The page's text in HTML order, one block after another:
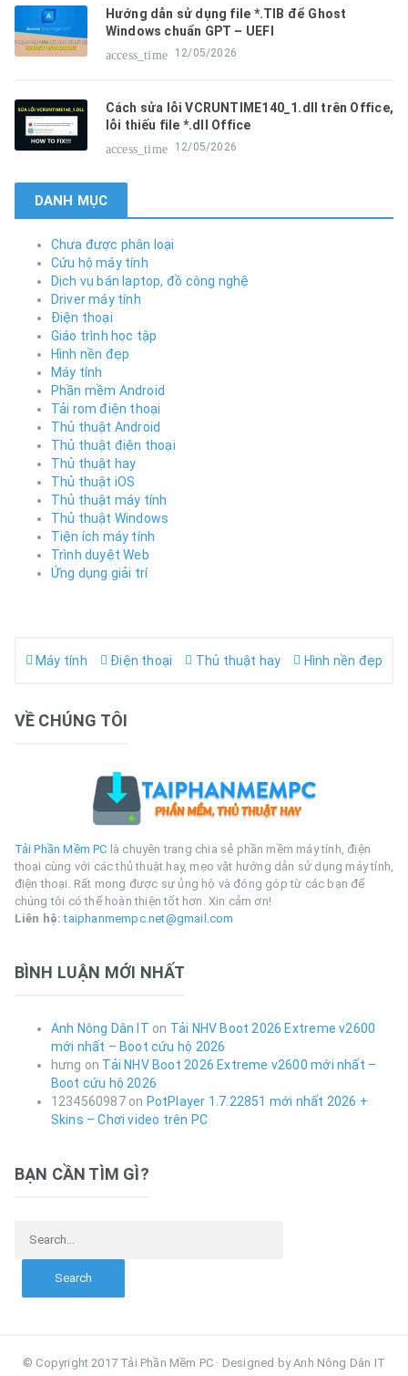
Hướng dẫn sử dụng file *.TIB để Ghost
Windows chuẩn GPT – UEFI
access_time
12/05/2026
Cách sửa lỗi VCRUNTIME140_1.dll trên Office,
lỗi thiếu file *.dll Office
access_time
12/05/2026
DANH MỤC
Chưa được phân loại
Cứu hộ máy tính
Dịch vụ bán laptop, đồ công nghệ
Driver máy tính
Điện thoại
Giáo trình học tập
Hình nền đẹp
Máy tính
Phần mềm Android
Tải rom điện thoại
Thủ thuật Android
Thủ thuật điện thoại
Thủ thuật hay
Thủ thuật iOS
Thủ thuật máy tính
Thủ thuật Windows
Tiện ích máy tính
Trình duyệt Web
Ứng dụng giải trí
Máy tính Điện thoại Thủ thuật hay Hình nền đẹp
VỀ CHÚNG TÔI
Tải Phần Mềm PC là chuyên trang chia sẻ phần mềm máy tính, điện
thoại cùng với các thủ thuật hay, mẹo vặt hướng dẫn sử dụng máy tính,
điện thoại. Rất mong được sự ủng hộ và đóng góp từ các bạn để
chúng tôi có thể hoàn thiện tốt hơn. Xin cảm ơn!
Liên hệ: taiphanmempc.net@gmail.com
BÌNH LUẬN MỚI NHẤT
Anh Nông Dân IT on Tải NHV Boot 2026 Extreme v2600
mới nhất – Boot cứu hộ 2026
hưng on Tải NHV Boot 2026 Extreme v2600 mới nhất –
Boot cứu hộ 2026
1234560987on PotPlayer 1.7.22851 mới nhất 2026 +
Skins – Chơi video trên PC
BẠN CẦN TÌM GÌ?
© Copyright 2017 Tải Phần Mềm PC · Designed by Anh Nông Dân IT